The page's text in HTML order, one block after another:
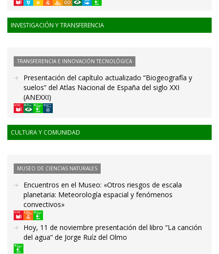
INVESTIGACIÓN Y TRANSFERENCIA
TRANSFERENCIA E INNOVACIÓN TECNOLÓGICA
Presentación del capítulo actualizado “Biogeografía y
suelos” del Atlas Nacional de España del siglo XXI
(ANEXXI)
CULTURA Y COMUNIDAD
MUSEO DE CIENCIAS NATURALES
Encuentros en el Museo: «Otros riesgos de escala
planetaria: Meteorología espacial y fenómenos
convectivos»
Hoy, 11 de noviembre presentación del libro “La canción
del agua” de Jorge Ruíz del Olmo